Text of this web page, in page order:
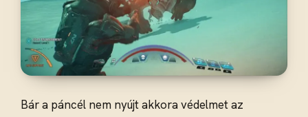
Bár a páncél nem nyújt akkora védelmet az